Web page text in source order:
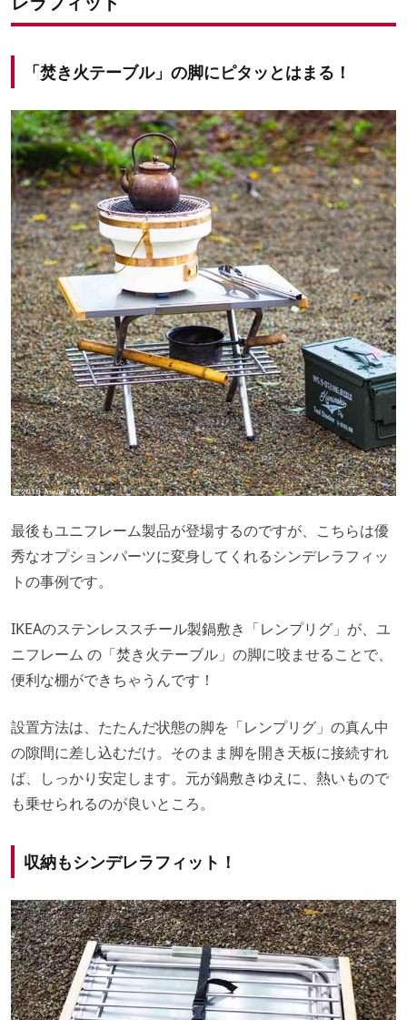
「焚き火テーブル」の脚にピタッとはまる！
最後もユニフレーム製品が登場するのですが、こちらは優
秀なオプションパーツに変身してくれるシンデレラフィッ
トの事例です。
IKEAのステンレススチール製鍋敷き「レンプリグ」が、ユ
ニフレーム の「焚き火テーブル」の脚に咬ませることで、
便利な棚ができちゃうんです！
設置方法は、たたんだ状態の脚を「レンプリグ」の真ん中
の隙間に差し込むだけ。そのまま脚を開き天板に接続すれ
ば、しっかり安定します。元が鍋敷きゆえに、熱いもので
も乗せられるのが良いところ。
収納もシンデレラフィット！